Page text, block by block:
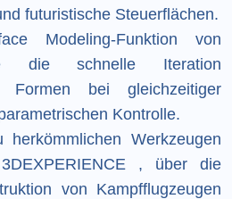
futuristische Steuerflächen.
Modeling-Funktion von
die schnelle Iteration
Formen bei gleichzeitiger
Kontrolle.
Werkzeugen
, über die
von Kampfflugzeugen